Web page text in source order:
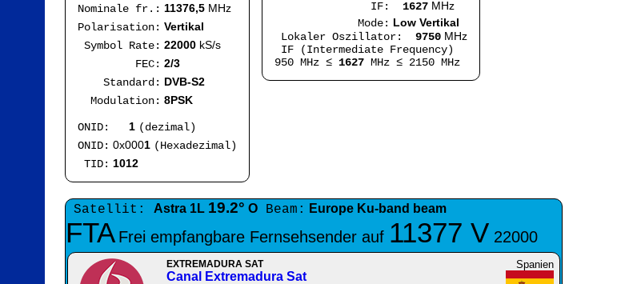
Nominale fr.: 11376,5 MHz
Polarisation: Vertikal
Symbol Rate: 22000 kS/s
FEC: 2/3
Standard: DVB-S2
Modulation: 8PSK
ONID: 1 (dezimal)
ONID: 0x0001 (Hexadezimal)
TID: 1012
IF:
1627 MHz
Mode: Low Vertikal
Lokaler Oszillator:
9750 MHz
IF (Intermediate Frequency)
950 MHz ≤ 1627 MHz ≤ 2150 MHz
Satellit: Astra 1L 19.2° O Beam: Europe Ku-band beam
FTA Frei empfangbare Fernsehsender auf 11377 V 22000
Spanien
EXTREMADURA SAT
Canal Extremadura Sat